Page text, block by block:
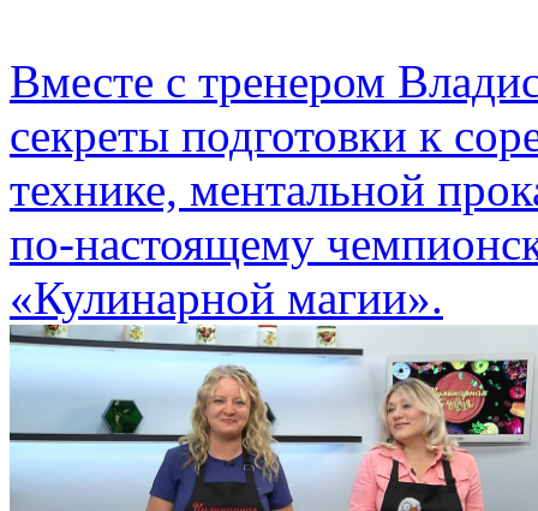
Вместе с тренером
секреты подготовки к
технике, ментальной
по-настоящему
«Кулинарной магии».